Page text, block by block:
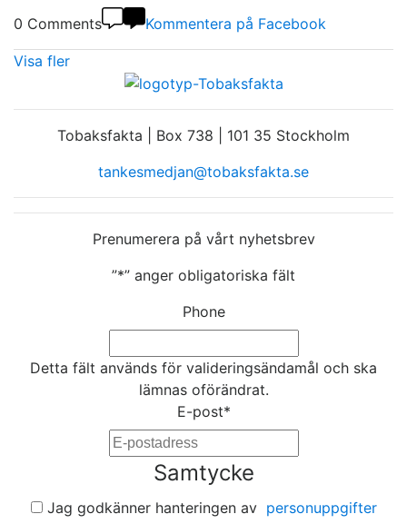
0 Comments Kommentera på Facebook
Visa fler
Tobaksfakta | Box 738 | 101 35 Stockholm
tankesmedjan@tobaksfakta.se
Prenumerera på vårt nyhetsbrev
”*” anger obligatoriska fält
Phone
Detta fält används för valideringsändamål och ska
lämnas oförändrat.
E-post*
Samtycke
Jag godkänner hanteringen av personuppgifter